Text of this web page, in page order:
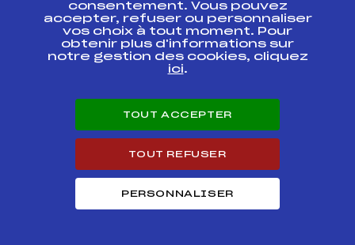
ASAF0821
MICRO COUPE BASSE
MAURIENNE
FFS
Manche-Sprint : MICRO
COUPE BASSE
Résultats Alpin 2016
ASAF1551 FFS
consentement. Vous pouvez
accepter, refuser ou personnaliser
vos choix à tout moment. Pour
obtenir plus d'informations sur
notre gestion des cookies, cliquez
ici.
TOUT ACCEPTER
TOUT REFUSER
PERSONNALISER